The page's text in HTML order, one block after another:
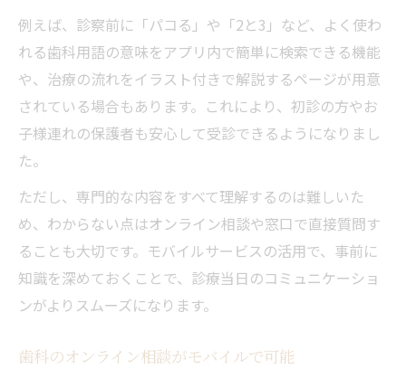
例えば、診察前に「パコる」や「2と3」など、よく使わ
れる歯科用語の意味をアプリ内で簡単に検索できる機能
や、治療の流れをイラスト付きで解説するページが用意
されている場合もあります。これにより、初診の方やお
子様連れの保護者も安心して受診できるようになりまし
た。
ただし、専門的な内容をすべて理解するのは難しいた
め、わからない点はオンライン相談や窓口で直接質問す
ることも大切です。モバイルサービスの活用で、事前に
知識を深めておくことで、診療当日のコミュニケーショ
ンがよりスムーズになります。
歯科のオンライン相談がモバイルで可能